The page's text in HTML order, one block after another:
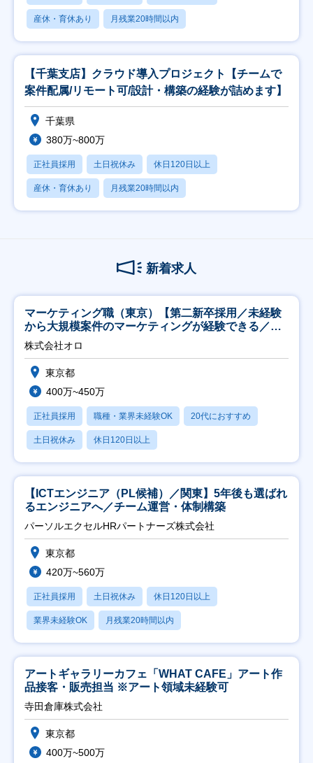
産休・育休あり 月残業20時間以内
【千葉支店】クラウド導入プロジェクト【チームで
案件配属/リモート可/設計・構築の経験が詰めます】
千葉県
380万~800万
正社員採用 土日祝休み 休日120日以上
産休・育休あり 月残業20時間以内
新着求人
マーケティング職（東京）【第二新卒採用／未経験
から大規模案件のマーケティングが経験できる／研
修充実】
株式会社オロ
東京都
400万~450万
正社員採用 職種・業界未経験OK 20代におすすめ
土日祝休み 休日120日以上
【ICTエンジニア（PL候補）／関東】5年後も選ばれ
るエンジニアへ／チーム運営・体制構築
パーソルエクセルHRパートナーズ株式会社
東京都
420万~560万
正社員採用 土日祝休み 休日120日以上
業界未経験OK 月残業20時間以内
アートギャラリーカフェ「WHAT CAFE」アート作
品接客・販売担当 ※アート領域未経験可
寺田倉庫株式会社
東京都
400万~500万